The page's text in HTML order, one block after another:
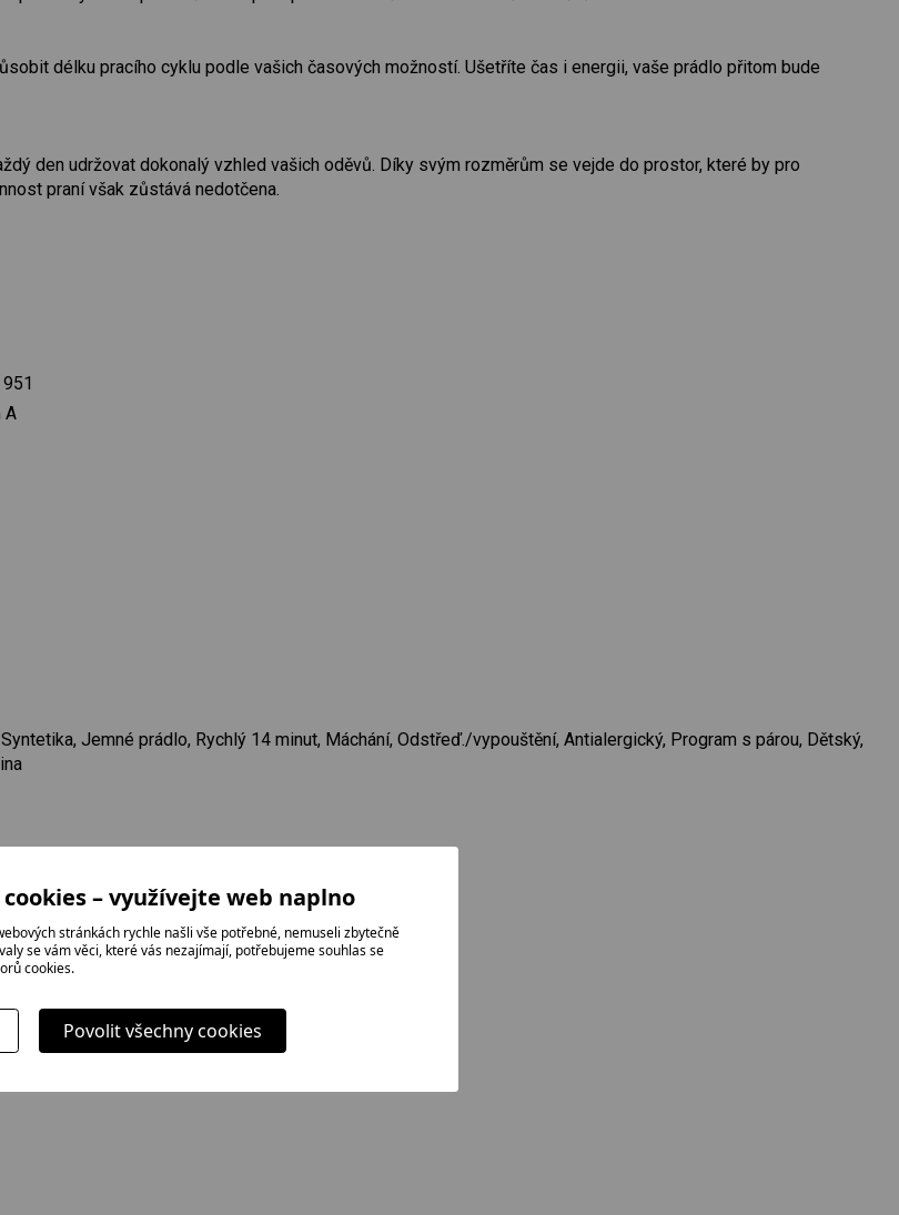
délku pracího cyklu podle vašich časových možností. Ušetříte čas i energii, vaše prádlo přitom bude
den udržovat dokonalý vzhled vašich oděvů. Díky svým rozměrům se vejde do prostor, které by pro
praní však zůstává nedotčena.
A
Jemné prádlo, Rychlý 14 minut, Máchání, Odstřeď./vypouštění, Antialergický, Program s párou, Dětský,
– využívejte web naplno
stránkách rychle našli vše potřebné, nemuseli zbytečně
se vám věci, které vás nezajímají, potřebujeme souhlas se
cookies.
Povolit všechny cookies